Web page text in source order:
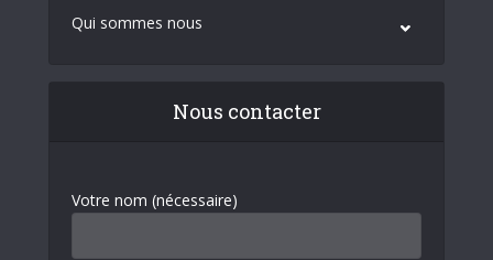
Qui sommes nous
Nous contacter
Votre nom (nécessaire)